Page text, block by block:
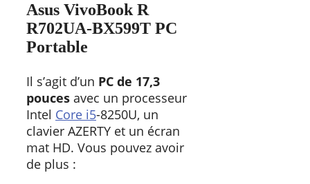
Asus VivoBook R
R702UA-BX599T PC
Portable
Il s’agit d’un PC de 17,3
pouces avec un processeur
Intel Core i5-8250U, un
clavier AZERTY et un écran
mat HD. Vous pouvez avoir
de plus :